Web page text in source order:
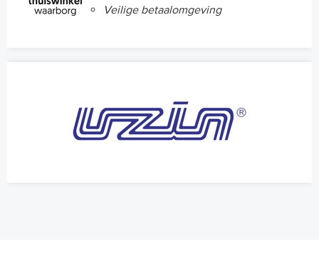
Veilige betaalomgeving